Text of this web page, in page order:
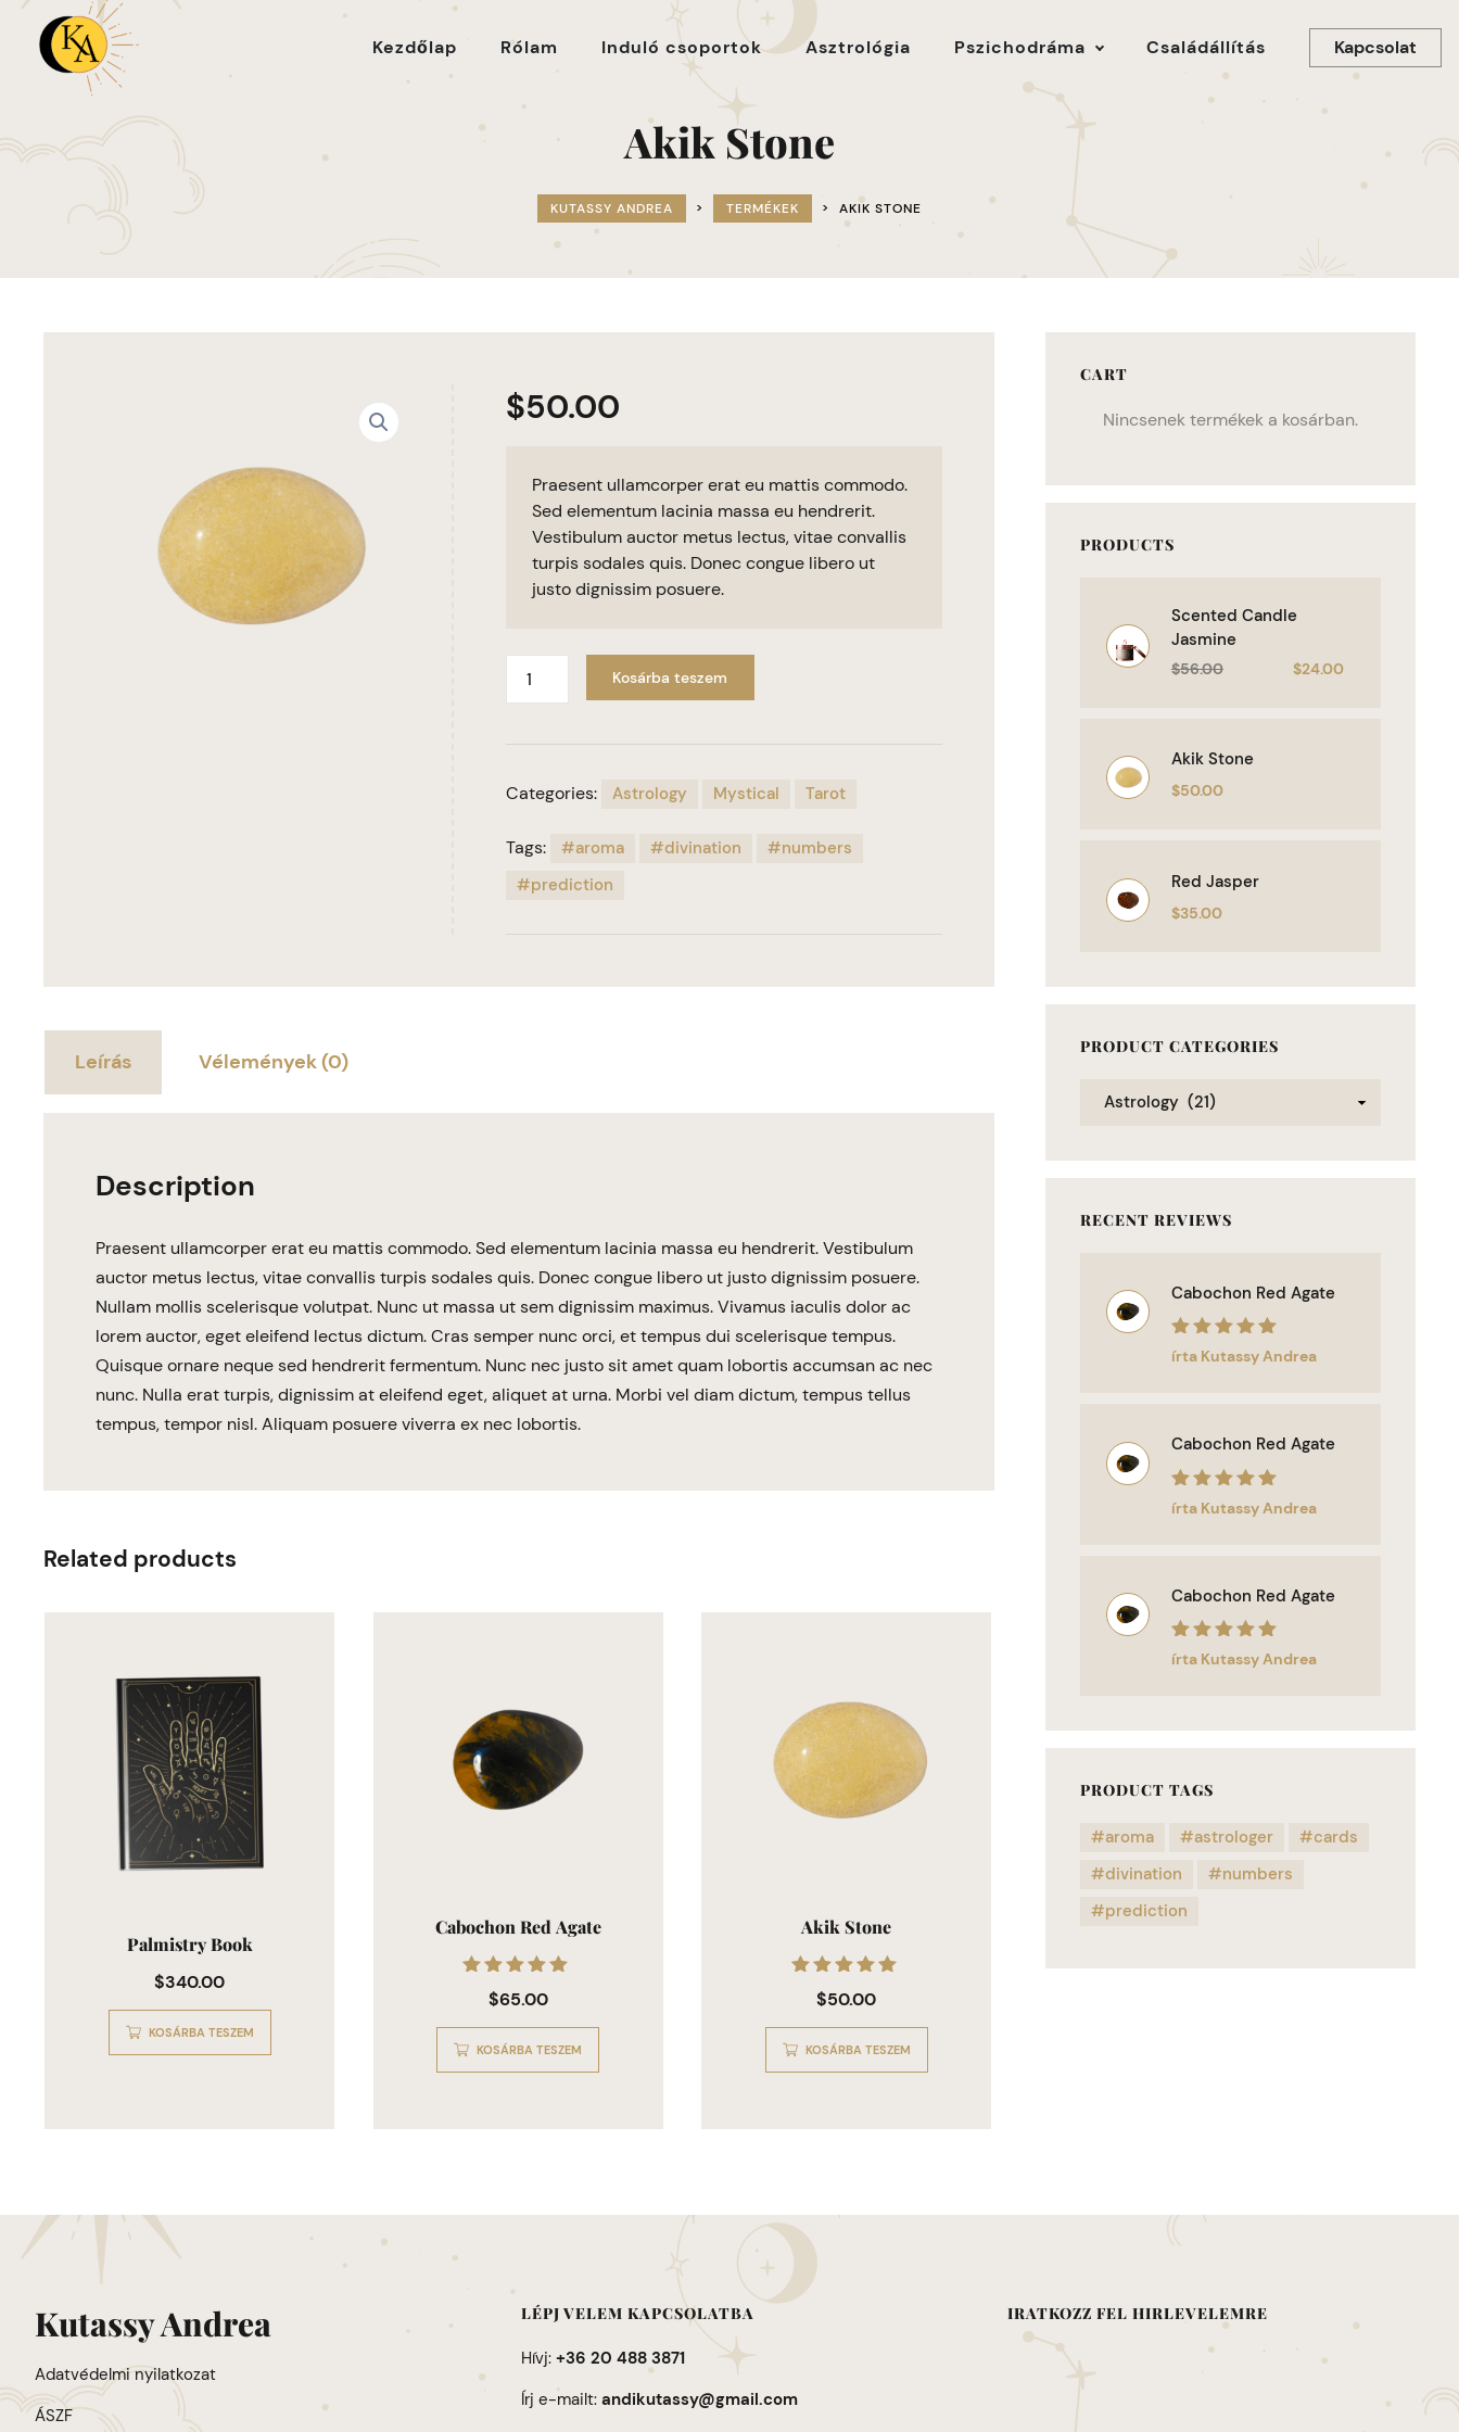
Kezdőlap Rólam Induló csoportok Asztrológia Pszichodráma Családállítás Kapcsolat
Akik Stone
KUTASSY ANDREA > TERMÉKEK > AKIK STONE
$50.00
Praesent ullamcorper erat eu mattis commodo.
Sed elementum lacinia massa eu hendrerit.
Vestibulum auctor metus lectus, vitae convallis
turpis sodales quis. Donec congue libero ut
justo dignissim posuere.
Kosárba teszem
Categories: Astrology Mystical Tarot
Tags: aroma divination
numbers
prediction
Leírás Vélemények (0)
Description
Praesent ullamcorper erat eu mattis commodo. Sed elementum lacinia massa eu hendrerit. Vestibulum
auctor metus lectus, vitae convallis turpis sodales quis. Donec congue libero ut justo dignissim posuere.
Nullam mollis scelerisque volutpat. Nunc ut massa ut sem dignissim maximus. Vivamus iaculis dolor ac
lorem auctor, eget eleifend lectus dictum. Cras semper nunc orci, et tempus dui scelerisque tempus.
Quisque ornare neque sed hendrerit fermentum. Nunc nec justo sit amet quam lobortis accumsan ac nec
nunc. Nulla erat turpis, dignissim at eleifend eget, aliquet at urna. Morbi vel diam dictum, tempus tellus
tempus, tempor nisl. Aliquam posuere viverra ex nec lobortis.
Related products
Palmistry Book
$340.00
KOSÁRBA TESZEM
Cabochon Red Agate
Értékelés:
5.00
/ 5
$65.00
KOSÁRBA TESZEM
Akik Stone
Értékelés:
5.00
/ 5
$50.00
KOSÁRBA TESZEM
CART
Nincsenek termékek a kosárban.
PRODUCTS
Scented Candle
Jasmine
$56.00 $24.00
Akik Stone
$50.00
Red Jasper
$35.00
PRODUCT CATEGORIES
RECENT REVIEWS
Cabochon Red Agate
Értékelés:5/
írta Kutassy Andrea
Cabochon Red Agate
Értékelés:5/
5
írta Kutassy Andrea
Cabochon Red Agate
Értékelés:5/
írta Kutassy Andrea
PRODUCT TAGS
aroma astrologer
cards
divination
numbers
prediction
Kutassy Andrea
Adatvédelmi nyilatkozat
ÁSZF
LÉPJ VELEM KAPCSOLATBA
Hívj: +36 20 488 3871
Írj e-mailt: andikutassy@gmail.com
IRATKOZZ FEL HIRLEVELEMRE